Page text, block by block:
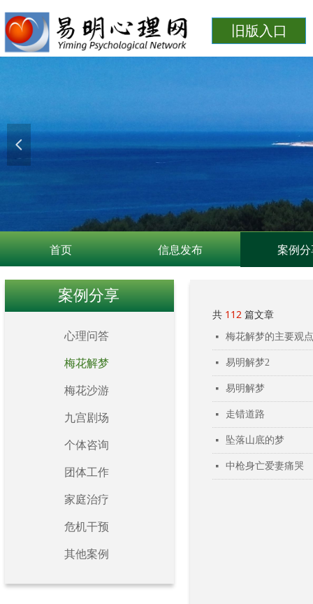
旧版入口
首页 信息发布 案例
넳
案例分享
心理问答
梅花解梦
梅花沙游
九宫剧场
个体咨询
团体工作
家庭治疗
危机干预
其他案例
共 112 篇文章
넷 梅花解梦的主要观点
넷 易明解梦2
넷 易明解梦
넷 走错道路
넷 坠落山底的梦
넷 中枪身亡爱妻痛哭